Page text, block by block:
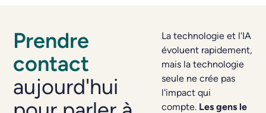
Prendre
contact
aujourd'hui
La technologie et l'IA
évoluent rapidement,
mais la technologie
seule ne crée pas
l'impact qui
compte. Les gens le